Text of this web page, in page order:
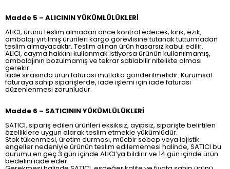
Madde 5 – ALICININ YÜKÜMLÜLÜKLERİ
ALICI, ürünü teslim almadan önce kontrol edecek; kırık, ezik,
ambalajı yırtılmış ürünleri kargo görevlisine tutanak tutturmadan
teslim almayacaktır. Teslim alınan ürün hasarsız kabul edilir.
ALICI, cayma hakkını kullanmak istiyorsa ürünün kullanılmamış,
ambalajının bozulmamış ve tekrar satılabilir nitelikte olması
gerekir.
İade sırasında ürün faturası mutlaka gönderilmelidir. Kurumsal
faturaya sahip siparişlerde, iade işlemi için iade faturası
düzenlenmesi zorunludur.
Madde 6 – SATICININ YÜKÜMLÜLÜKLERİ
SATICI, sipariş edilen ürünleri eksiksiz, ayıpsız, siparişte belirtilen
özelliklere uygun olarak teslim etmekle yükümlüdür.
Stok tükenmesi, üretim durması, mücbir sebep veya lojistik
engeller nedeniyle ürünün teslim edilememesi halinde, SATICI bu
durumu en geç 3 gün içinde ALICI’ya bildirir ve 14 gün içinde ürün
bedelini iade eder.